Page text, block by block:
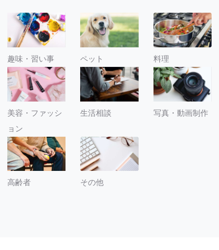
趣味・習い事 ペット 料理
美容・ファッシ
ョン
生活相談 写真・動画制作
高齢者 その他